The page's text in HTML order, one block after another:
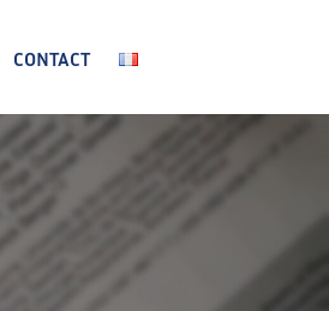
CONTACT